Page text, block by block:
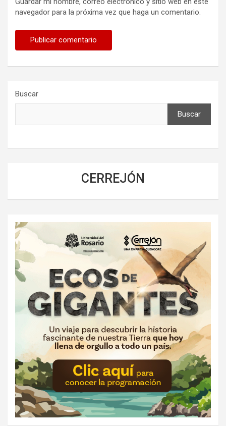
navegador para la próxima vez que haga un comentario.
Buscar
Buscar
CERREJÓN